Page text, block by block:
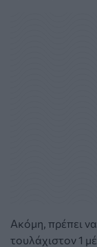
Ακόμη, πρέπει
τουλάχιστον 1